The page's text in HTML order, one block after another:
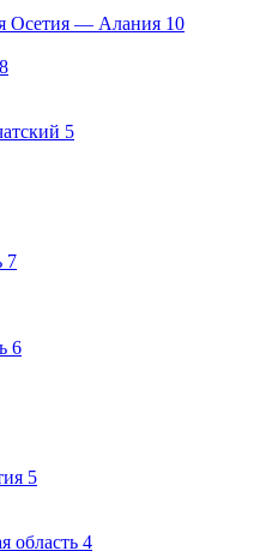
Осетия — Алания 10
8
5
7
6
5
область 4